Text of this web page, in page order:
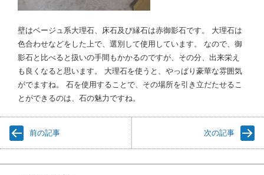
壁はベージュ系大理石、床石及び縁石は赤御影石です。 大理石は
色合わせなどをした上で、選別して使用しています。 なので、御
影石と比べると扱いの手間もかかるのですが、その分、出来栄え
も良くなると思います。 大理石を使うと、やっぱり豪華な雰囲気
がでますね。 石を使用することで、その場所を引き立だたせるこ
とができるのは、石の魅力ですね。
前の記事 次の記事